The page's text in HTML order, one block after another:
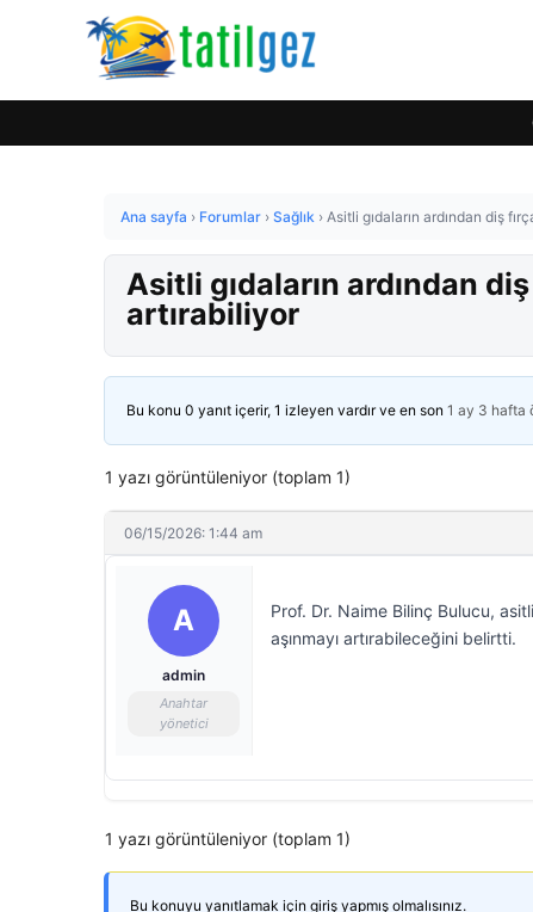
Ana sayfa › Forumlar › Sağlık › Asitli gıdaların ardından diş
Asitli gıdaların ardından
artırabiliyor
Bu konu 0 yanıt içerir, 1 izleyen vardır ve en son 1 ay 3 hafta
1 yazı görüntüleniyor (toplam 1)
06/15/2026: 1:44 am
A
admin
Anahtar
yönetici
Prof. Dr. Naime Bilinç Bulucu,
aşınmayı artırabileceğini belirtti.
1 yazı görüntüleniyor (toplam 1)
Bu konuyu yanıtlamak için giriş yapmış olmalısınız.